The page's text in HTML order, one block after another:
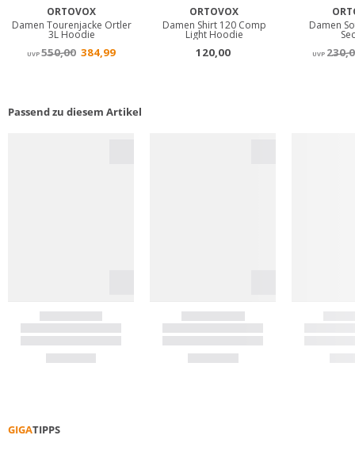
Passend zu diesem Artikel
GIGATIPPS